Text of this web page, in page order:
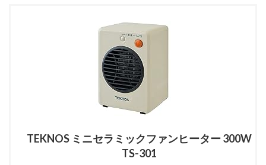
TEKNOS ミニセラミックファンヒーター 300W
TS-301